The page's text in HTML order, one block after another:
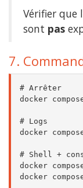
Vérifier que
sont pas
7.
# Arrêter
docker
# Logs
docker
# Shell +
docker
docker